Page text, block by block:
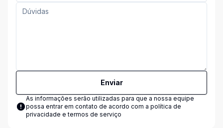
Enviar
As informações serão utilizadas para que a nossa equipe
possa entrar em contato de acordo com a política de
privacidade e termos de serviço